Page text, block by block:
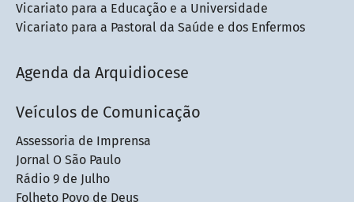
Vicariato para a Educação e a Universidade
Vicariato para a Pastoral da Saúde e dos Enfermos
Agenda da Arquidiocese
Veículos de Comunicação
Assessoria de Imprensa
Jornal O São Paulo
Rádio 9 de Julho
Folheto Povo de Deus